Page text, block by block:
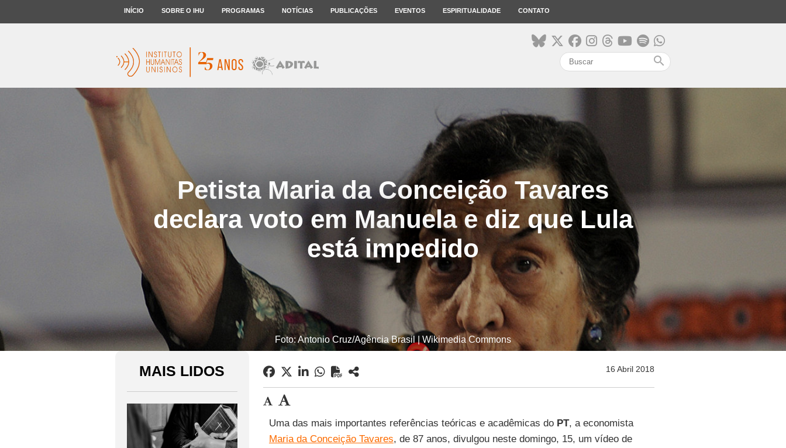
INÍCIO SOBRE O IHU PROGRAMAS NOTÍCIAS PUBLICAÇÕES EVENTOS ESPIRITUALIDADE CONTATO
search
Petista Maria da Conceição Tavares
declara voto em Manuela e diz que Lula
está impedido
Foto: Antonio Cruz/Agência Brasil | Wikimedia Commons
MAIS LIDOS 16 Abril 2018
Uma das mais importantes referências teóricas e acadêmicas do PT, a economista
Maria da Conceição Tavares, de 87 anos, divulgou neste domingo, 15, um vídeo de